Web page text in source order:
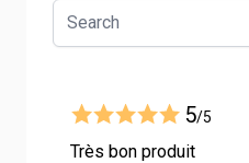
5/5
Très bon produit